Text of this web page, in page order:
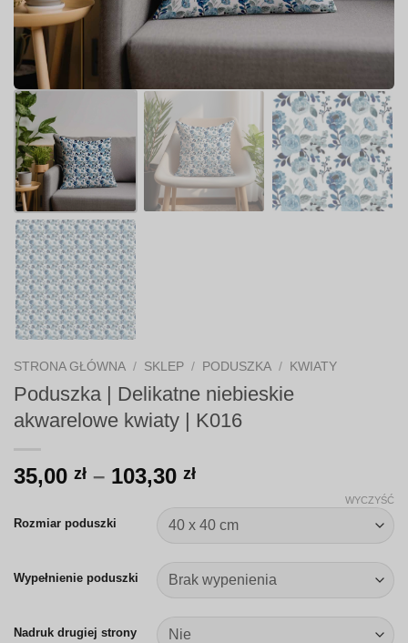
STRONA GŁÓWNA / SKLEP / PODUSZKA / KWIATY
Poduszka | Delikatne niebieskie
akwarelowe kwiaty | K016
35,00 zł – 103,30 złZakres
od
35,00 zł
do
103,30 zł
Rozmiar poduszki
Wypełnienie poduszki
Nadruk drugiej strony
WYCZYŚĆ